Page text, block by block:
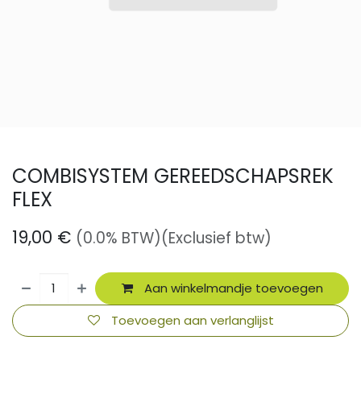
COMBISYSTEM GEREEDSCHAPSREK
FLEX
19,00 € (0.0% BTW)(Exclusief btw)
Aan winkelmandje toevoegen
Toevoegen aan verlanglijst